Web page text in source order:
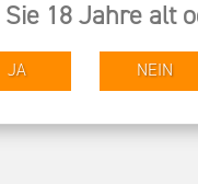
-
Sie 18 Jahre alt
JA NEIN